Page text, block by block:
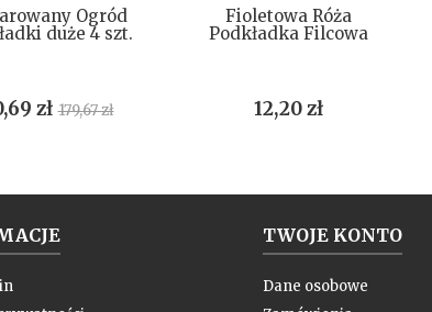
Ogród
duże 4 szt.
zł Cena
179,67 zł
Fioletowa Róża
Podkładka Filcowa
Cena
12,20 zł
TWOJE KONTO
Dane osobowe